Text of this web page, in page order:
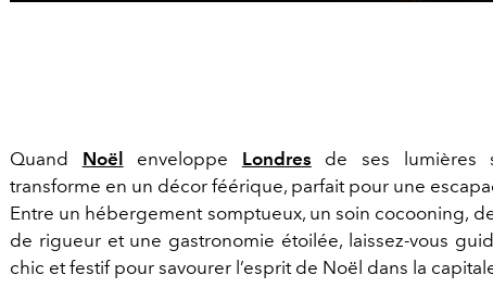
Quand Noël enveloppe Londres de ses lumières
transforme en un décor féérique, parfait pour une
Entre un hébergement somptueux, un soin cocooning,
de rigueur et une gastronomie étoilée, laissez-vous
chic et festif pour savourer l’esprit de Noël dans la